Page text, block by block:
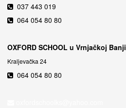
037 443 019
064 054 80 80
OXFORD SCHOOL u Vrnjačkoj Banji
Kraljevačka 24
064 054 80 80